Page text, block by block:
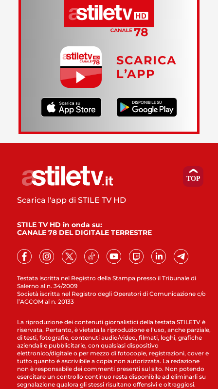
SCARICA
L’APP
Testata iscritta nel Registro della Stampa presso il Tribunale di
Salerno al n. 34/2009
Società iscritta nel Registro degli Operatori di Comunicazione c/o
l’AGCOM al n. 20133
Scarica l'app di STILE TV HD
STILE TV HD in onda su:
CANALE 78 DEL DIGITALE TERRESTRE
La riproduzione dei contenuti giornalistici della testata STILETV è
riservata. Pertanto, è vietata la riproduzione e l’uso, anche parziale,
di testi, fotografie, contenuti audio/video, filmati, loghi, grafiche
aziendali e pubblicitarie, con qualsiasi dispositivo
elettronico/digitale o per mezzo di fotocopie, registrazioni, cover e
tutto quanto è ascrivibile a copia non autorizzata. La redazione
non è responsabile dei commenti presenti sul sito. Non potendo
esercitare un controllo continuo resta disponibile ad eliminarli su
segnalazione qualora gli stessi risultano offensivi e oltraggiosi.